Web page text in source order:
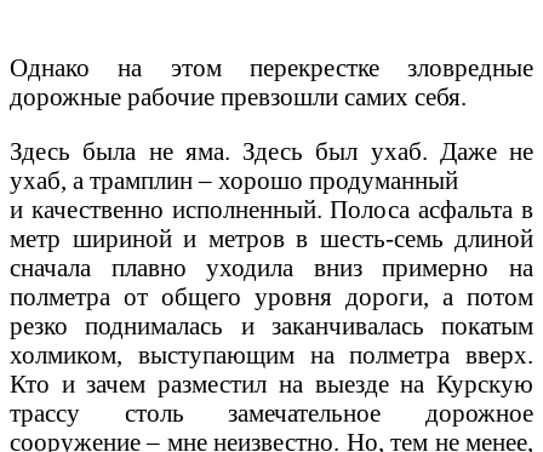
Однако на этом перекрестке зловредные
дорожные рабочие превзошли самих себя.
Здесь была не яма. Здесь был ухаб. Даже не
ухаб, а трамплин – хорошо продуманный
и качественно исполненный. Полоса асфальта в
метр шириной и метров в шесть-семь длиной
сначала плавно уходила вниз примерно на
полметра от общего уровня дороги, а потом
резко поднималась и заканчивалась покатым
холмиком, выступающим на полметра вверх.
Кто и зачем разместил на выезде на Курскую
трассу столь замечательное дорожное
сооружение – мне неизвестно. Но, тем не менее,